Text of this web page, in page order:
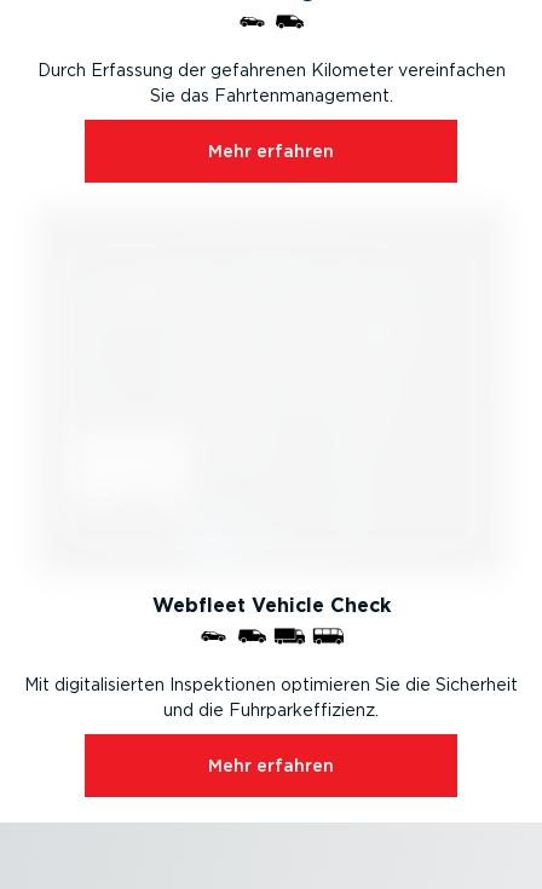
Durch Erfassung der gefahrenen Kilometer verein­fachen
Sie das Fahrten­ma­nagement.
Mehr erfahren
Webfleet Vehicle Check
Mit digita­li­sierten Inspek­tionen optimieren Sie die Sicherheit
und die Fuhrpar­k­ef­fi­zienz.
Mehr erfahren